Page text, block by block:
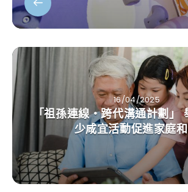
16/04/2025
「祖孫連線‧跨代溝通計劃」
少咸宜活動促進家庭